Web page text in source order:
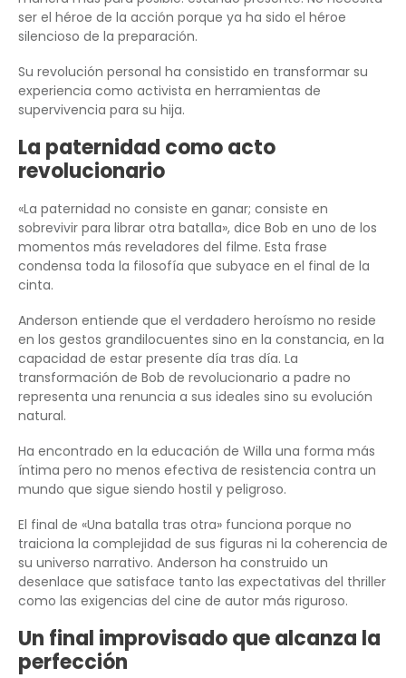
ser el héroe de la acción porque ya ha sido el héroe
silencioso de la preparación.
Su revolución personal ha consistido en transformar su
experiencia como activista en herramientas de
supervivencia para su hija.
La paternidad como acto
revolucionario
«La paternidad no consiste en ganar; consiste en
sobrevivir para librar otra batalla», dice Bob en uno de los
momentos más reveladores del filme. Esta frase
condensa toda la filosofía que subyace en el final de la
cinta.
Anderson entiende que el verdadero heroísmo no reside
en los gestos grandilocuentes sino en la constancia, en la
capacidad de estar presente día tras día. La
transformación de Bob de revolucionario a padre no
representa una renuncia a sus ideales sino su evolución
natural.
Ha encontrado en la educación de Willa una forma más
íntima pero no menos efectiva de resistencia contra un
mundo que sigue siendo hostil y peligroso.
El final de «Una batalla tras otra» funciona porque no
traiciona la complejidad de sus figuras ni la coherencia de
su universo narrativo. Anderson ha construido un
desenlace que satisface tanto las expectativas del thriller
como las exigencias del cine de autor más riguroso.
Un final improvisado que alcanza la
perfección